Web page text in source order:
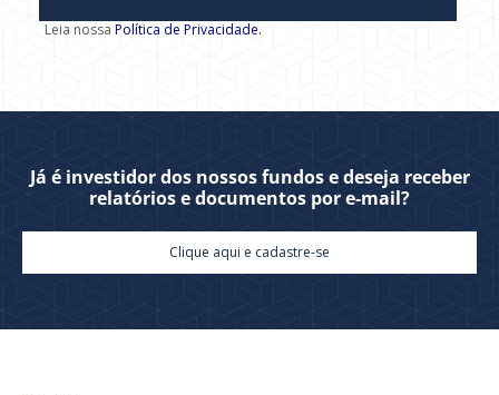
Leia nossa Política de Privacidade.
Já é investidor dos nossos fundos e deseja receber
relatórios e documentos por e-mail?
Clique aqui e cadastre-se